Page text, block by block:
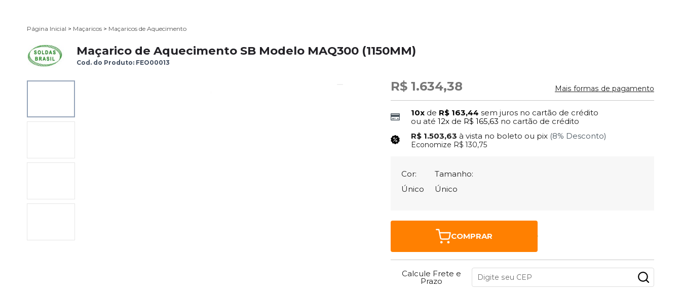
Página Inicial > Maçaricos > Maçaricos de Aquecimento
Maçarico de Aquecimento SB Modelo MAQ300 (1150MM)
Cod. do Produto: FEO00013
R$ 1.634,38 Mais formas de pagamento
10x de R$ 163,44 sem juros no cartão de crédito
ou até12x de R$ 165,63 no cartão de crédito
R$ 1.503,63 à vista no boleto ou pix (8% Desconto)
Economize R$ 130,75
Cor:
Único
Tamanho:
Único
COMPRAR
Calcule Frete e
Prazo